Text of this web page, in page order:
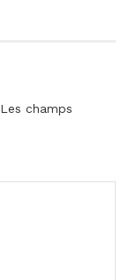
Les champs